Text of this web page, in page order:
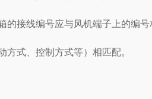
线编号应与风机端子上的编号
式、控制方式等）相匹配。